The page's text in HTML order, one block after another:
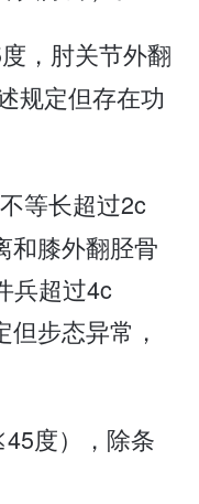
，肘关节外翻
规定但存在功
等长超过2c
和膝外翻胫骨
兵超过4c
步态异常，
度），除条